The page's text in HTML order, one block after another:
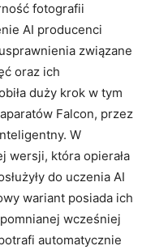
fotografii
AI producenci
związane
oraz ich
duży krok w tym
Falcon, przez
W
wersji, która opierała
do uczenia AI
wariant posiada ich
wcześniej
automatycznie